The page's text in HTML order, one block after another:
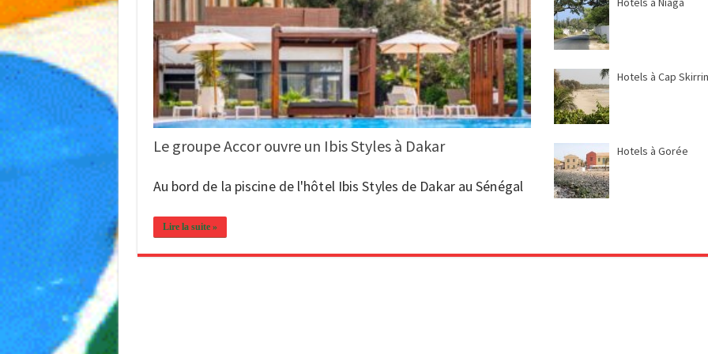
Le groupe Accor ouvre un Ibis Styles à Dakar
Au bord de la piscine de l'hôtel Ibis Styles de Dakar au Sénégal
Lire la suite »
Hotels à Cap
Hotels à Gorée